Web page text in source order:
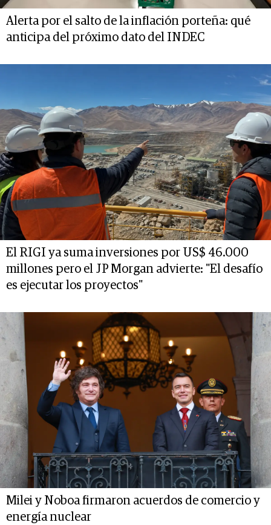
Alerta por el salto de la inflación porteña: qué
anticipa del próximo dato del INDEC
El RIGI ya suma inversiones por US$ 46.000
millones pero el JP Morgan advierte: "El desafío
es ejecutar los proyectos"
Milei y Noboa firmaron acuerdos de comercio y
energía nuclear